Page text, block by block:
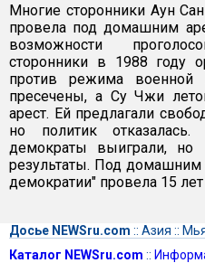
Многие сторонники Аун
провела под домашним
возможности
сторонники в 1988 году
против режима
пресечены, а Су Чжи
арест. Ей предлагали
но политик
демократы выиграли, но
результаты. Под домашним
демократии" провела 15
Досье NEWSru.com :: Азия ::
Каталог NEWSru.com ::